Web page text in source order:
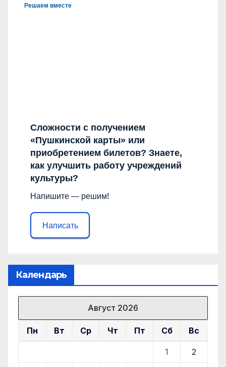
Решаем вместе
Сложности с получением
«Пушкинской карты» или
приобретением билетов? Знаете,
как улучшить работу учреждений
культуры?
Напишите — решим!
Написать
Календарь
Август 2026
Пн Вт Ср Чт Пт Сб Вс
1 2